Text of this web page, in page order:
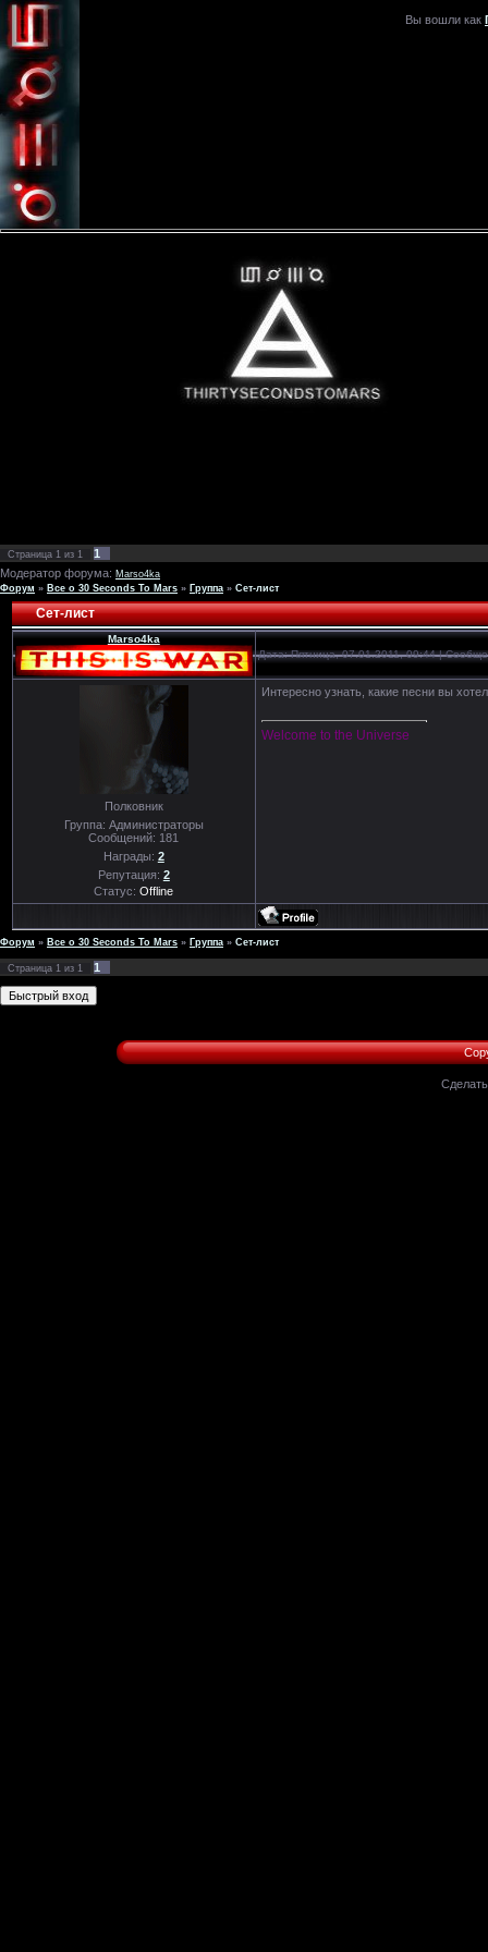
Вы вошли как
Страница 1 из 1
1
Модератор форума: Marso4ka
Форум » Все о 30 Seconds To Mars » Группа » Сет-лист
Сет-лист
Marso4ka
Дата: Пятница, 07.01.2011, 09:44 |
Полковник
Группа: Администраторы
Сообщений: 181
Награды: 2
Репутация: 2
Статус:Offline
Интересно узнать, какие песни вы
Welcome to the Universe
Форум » Все о 30 Seconds To Mars » Группа » Сет-лист
Страница 1 из 1 1